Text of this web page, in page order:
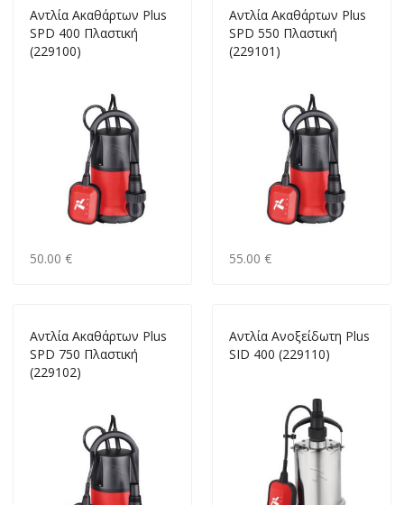
Αντλία Ακαθάρτων Plus
SPD 400 Πλαστική
(229100)
50.00 €
Αντλία Ακαθάρτων Plus
SPD 550 Πλαστική
(229101)
55.00 €
Αντλία Ακαθάρτων Plus
SPD 750 Πλαστική
(229102)
Αντλία Ανοξείδωτη Plus
SID 400 (229110)